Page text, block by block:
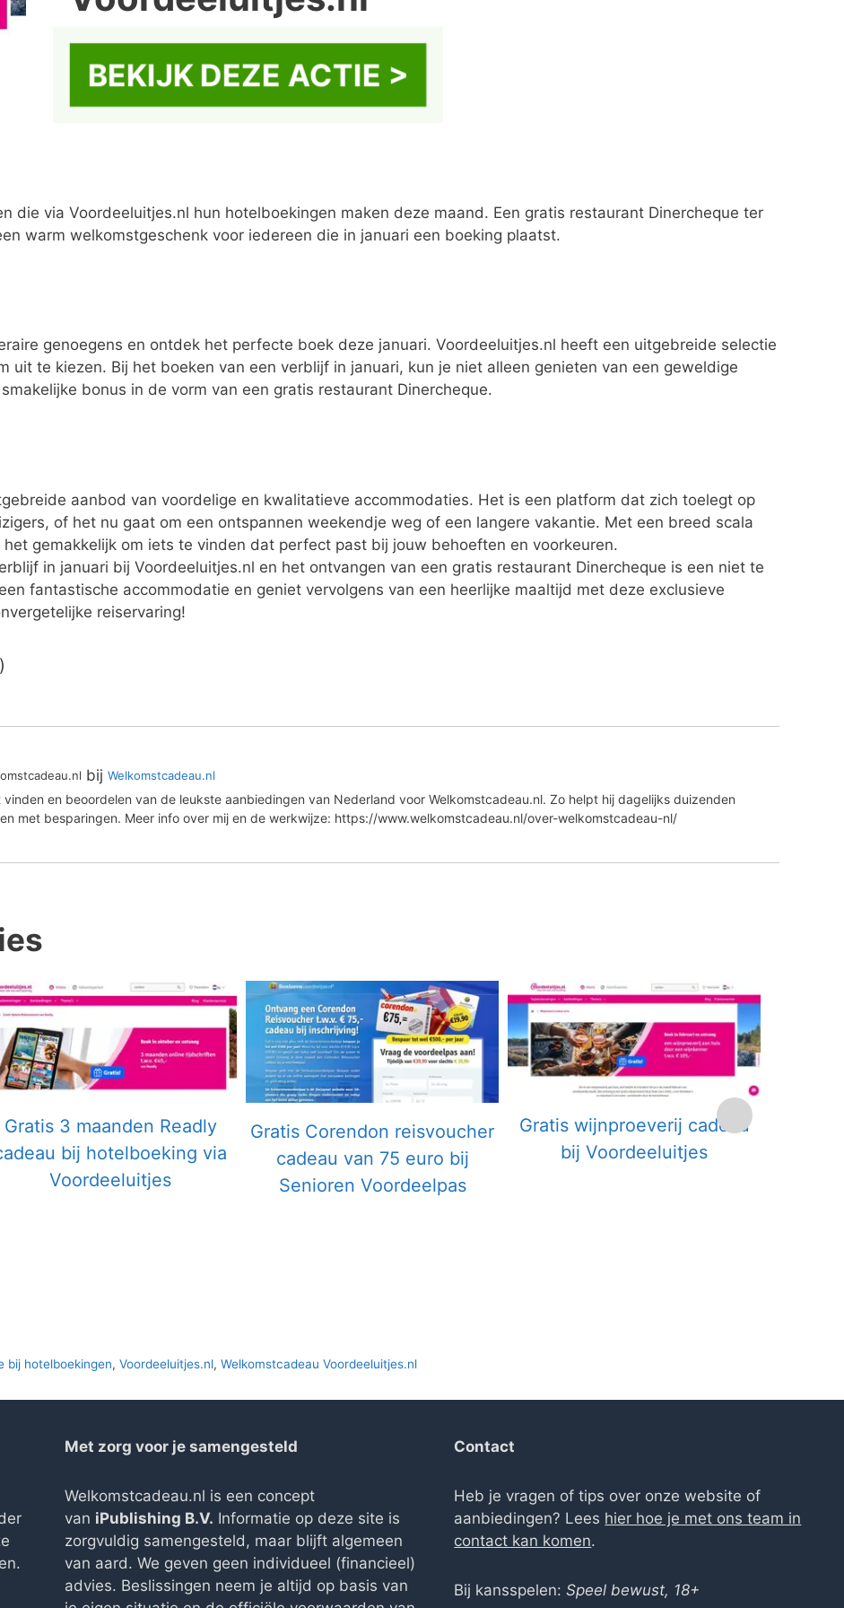
BEKIJK DEZE ACTIE >
die via Voordeeluitjes.nl hun hotelboekingen maken deze maand. Een gratis restaurant Dinercheque ter
warm welkomstgeschenk voor iedereen die in januari een boeking plaatst.
genoegens en ontdek het perfecte boek deze januari. Voordeeluitjes.nl heeft een uitgebreide selectie
uit te kiezen. Bij het boeken van een verblijf in januari, kun je niet alleen genieten van een geweldige
bonus in de vorm van een gratis restaurant Dinercheque.
aanbod van voordelige en kwalitatieve accommodaties. Het is een platform dat zich toelegt op
of het nu gaat om een ontspannen weekendje weg of een langere vakantie. Met een breed scala
gemakkelijk om iets te vinden dat perfect past bij jouw behoeften en voorkeuren.
in januari bij Voordeeluitjes.nl en het ontvangen van een gratis restaurant Dinercheque is een niet te
fantastische accommodatie en geniet vervolgens van een heerlijke maaltijd met deze exclusieve
reiservaring!
bij Welkomstcadeau.nl
en beoordelen van de leukste aanbiedingen van Nederland voor Welkomstcadeau.nl. Zo helpt hij dagelijks duizenden
met besparingen. Meer info over mij en de werkwijze: https://www.welkomstcadeau.nl/over-welkomstcadeau-nl/
Gratis 3 maanden Readly
bij hotelboeking via
Voordeeluitjes
Gratis Corendon reisvoucher
cadeau van 75 euro bij
Senioren Voordeelpas
Gratis wijnproeverij cadeau
bij Voordeeluitjes
bij hotelboekingen, Voordeeluitjes.nl, Welkomstcadeau Voordeeluitjes.nl
Met zorg voor je samengesteld
Welkomstcadeau.nl is een concept
van iPublishing B.V. Informatie op deze site is
zorgvuldig samengesteld, maar blijft algemeen
van aard. We geven geen individueel (financieel)
advies. Beslissingen neem je altijd op basis van
Contact
Heb je vragen of tips over onze website of
aanbiedingen? Lees hier hoe je met ons team in
contact kan komen.
Bij kansspelen:Speel bewust, 18+